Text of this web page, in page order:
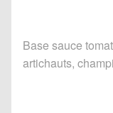
Base sauce
artichauts,